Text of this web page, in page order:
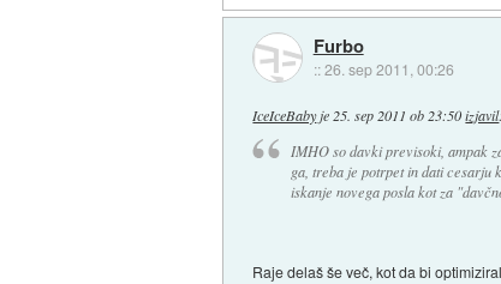
Furbo
::26. sep 2011, 00:26
IceIceBabyje 25. sep 2011 ob 23:50 izjavil:
IMHO so davki previsoki, ampak
ga, treba je potrpet in dati cesarju
iskanje novega posla kot za
Raje delaš še več, kot da bi